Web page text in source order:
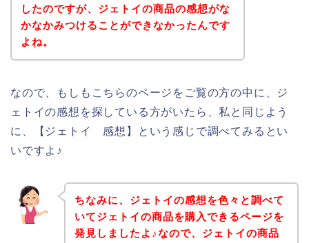
したのですが、ジェトイの商品の感想がな
かなかみつけることができなかったんです
よね。
なので、もしもこちらのページをご覧の方の中に、ジ
ェトイの感想を探している方がいたら、私と同じよう
に、【ジェトイ 感想】という感じで調べてみるとい
いですよ♪
ちなみに、ジェトイの感想を色々と調べて
いてジェトイの商品を購入できるページを
発見しましたよ♪なので、ジェトイの商品